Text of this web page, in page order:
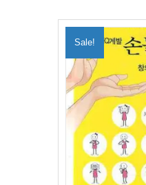
Sale!